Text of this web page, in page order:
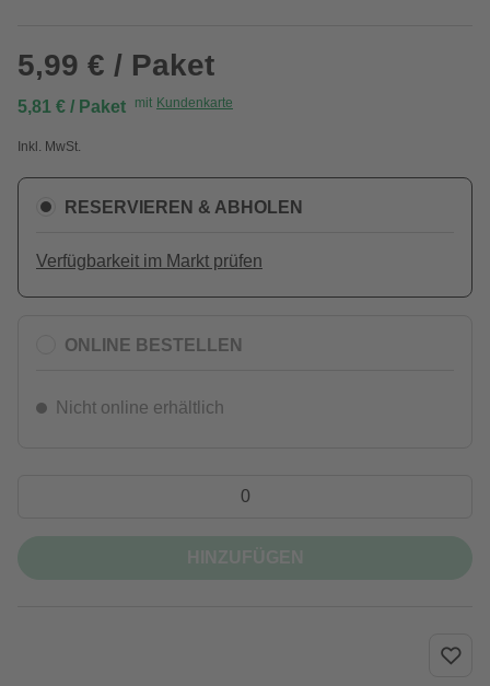
5,99 € / Paket
5,81 € / Paket mit Kundenkarte
Inkl. MwSt.
RESERVIEREN & ABHOLEN
Verfügbarkeit im Markt prüfen
ONLINE BESTELLEN
Nicht online erhältlich